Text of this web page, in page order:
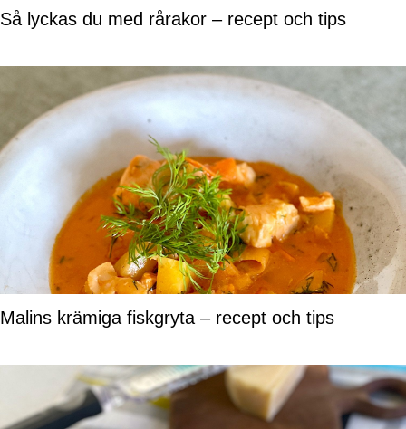
Så lyckas du med rårakor – recept och tips
Malins krämiga fiskgryta – recept och tips